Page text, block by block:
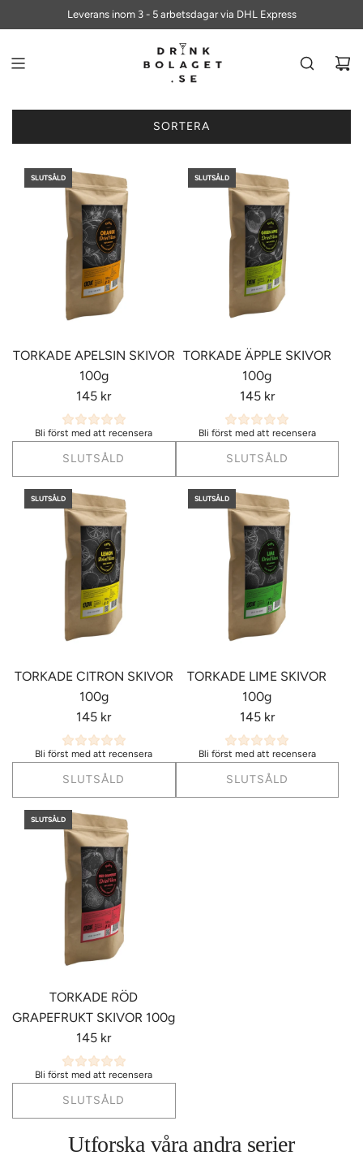
Leverans inom 3 - 5 arbetsdagar via DHL Express
ALLTID FRI FRAKT PÅ BESTÄLLNINGAR ÖVER 700 KR
SORTERA
SLUTSÅLD
TORKADE APELSIN SKIVOR
100g
145 kr
Bli först med att recensera
SLUTSÅLD
SLUTSÅLD
TORKADE ÄPPLE SKIVOR
100g
145 kr
Bli först med att recensera
SLUTSÅLD
SLUTSÅLD
TORKADE CITRON SKIVOR
100g
145 kr
Bli först med att recensera
SLUTSÅLD
SLUTSÅLD
TORKADE LIME SKIVOR
100g
145 kr
Bli först med att recensera
SLUTSÅLD
SLUTSÅLD
TORKADE RÖD
GRAPEFRUKT SKIVOR 100g
145 kr
Bli först med att recensera
SLUTSÅLD
Utforska våra andra serier